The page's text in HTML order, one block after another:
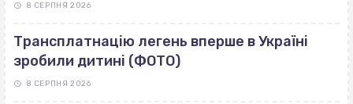
8 СЕРПНЯ 2026
Трансплатнацію легень вперше в Україні
зробили дитині (ФОТО)
8 СЕРПНЯ 2026